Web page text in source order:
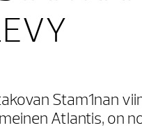
Stam1nan
Atlantis, on